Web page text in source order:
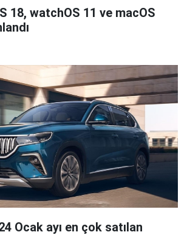
18, watchOS 11 ve macOS
Ocak ayı en çok satılan